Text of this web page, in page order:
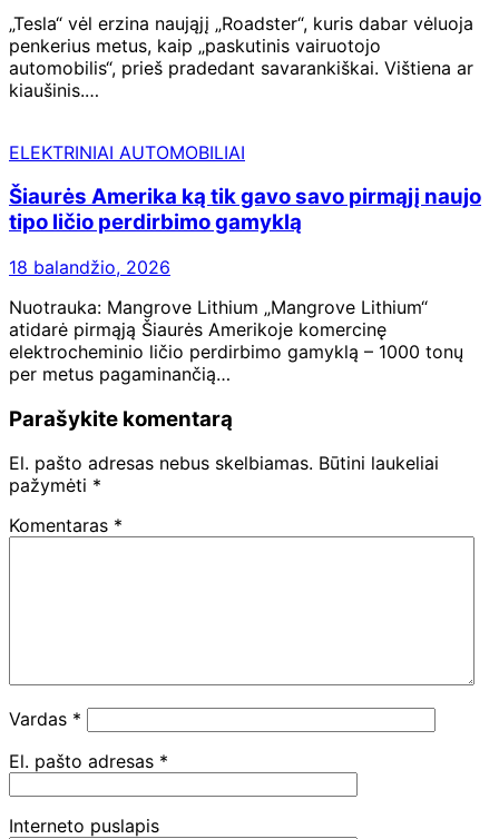
„Tesla“ vėl erzina naująjį „Roadster“, kuris dabar vėluoja
penkerius metus, kaip „paskutinis vairuotojo
automobilis“, prieš pradedant savarankiškai. Vištiena ar
kiaušinis.…
ELEKTRINIAI AUTOMOBILIAI
Šiaurės Amerika ką tik gavo savo pirmąjį naujo
tipo ličio perdirbimo gamyklą
18 balandžio, 2026
Nuotrauka: Mangrove Lithium „Mangrove Lithium“
atidarė pirmąją Šiaurės Amerikoje komercinę
elektrocheminio ličio perdirbimo gamyklą – 1000 tonų
per metus pagaminančią…
Parašykite komentarą
El. pašto adresas nebus skelbiamas. Būtini laukeliai
pažymėti *
Komentaras *
Vardas *
El. pašto adresas *
Interneto puslapis